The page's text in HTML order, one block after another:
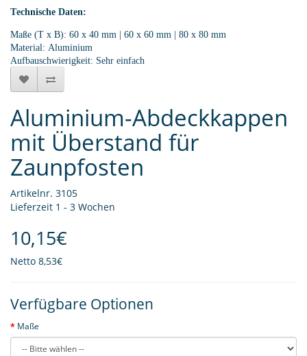
Technische Daten:
Maße (T x B): 60 x 40 mm | 60 x 60 mm | 80 x 80 mm
Material: Aluminium
Aufbauschwierigkeit: Sehr einfach
Aluminium-Abdeckkappen
mit Überstand für
Zaunpfosten
Artikelnr. 3105
Lieferzeit 1 - 3 Wochen
10,15€
Netto 8,53€
Verfügbare Optionen
Maße